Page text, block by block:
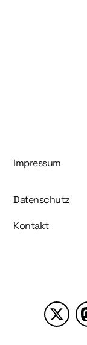
Impressum
Datenschutz
Kontakt